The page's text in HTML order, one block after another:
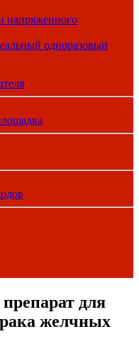
напряженного
одноразовый
для
желчных